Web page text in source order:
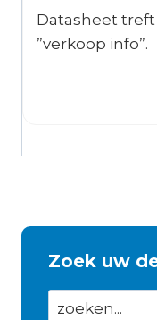
Datasheet
”verkoop info”.
Zoek uw